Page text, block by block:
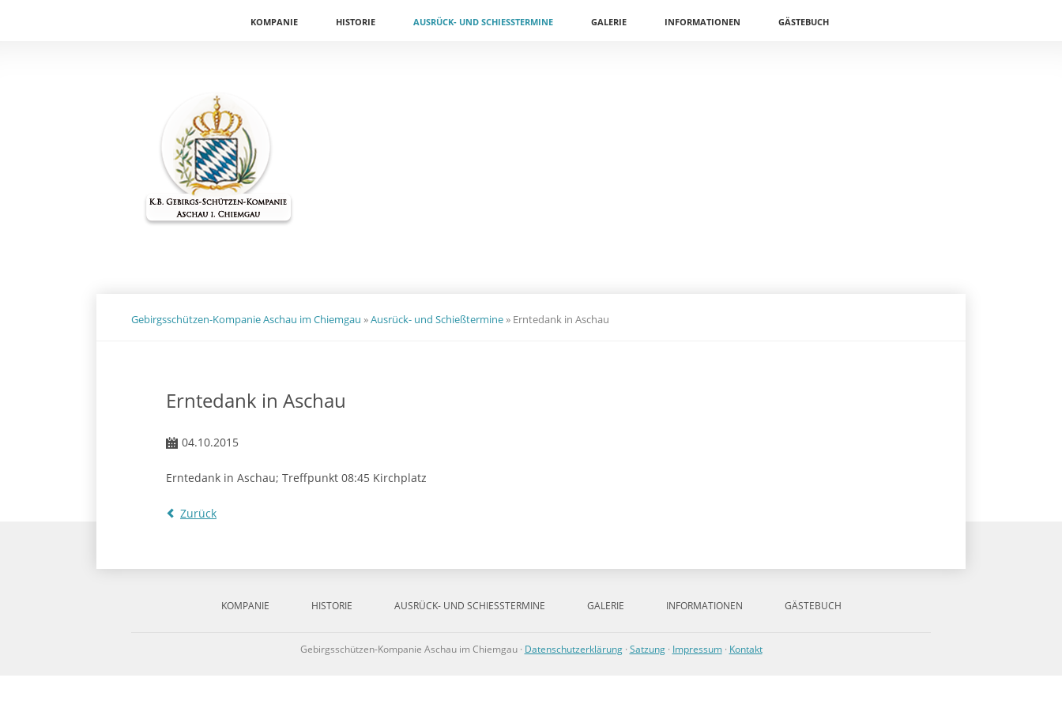
überspringen
KOMPANIE HISTORIE AUSRÜCK- UND SCHIESSTERMINE GALERIE INFORMATIONEN GÄSTEBUCH
Gebirgsschützen-Kompanie Aschau im Chiemgau »Ausrück- und Schießtermine» Erntedank in Aschau
Erntedank in Aschau
04.10.2015
Erntedank in Aschau; Treffpunkt 08:45 Kirchplatz
Zurück
Navigation
KOMPANIE HISTORIE AUSRÜCK- UND SCHIESSTERMINE GALERIE INFORMATIONEN GÄSTEBUCH
Gebirgsschützen-Kompanie Aschau im Chiemgau · Datenschutzerklärung· Satzung· Impressum· Kontakt